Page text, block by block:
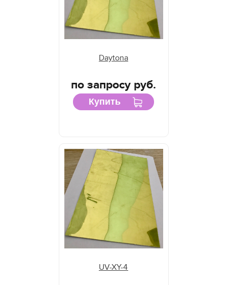
Daytona
по запросу руб.
Купить
UV-XY-4